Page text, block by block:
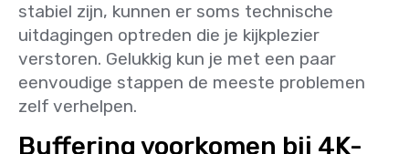
stabiel zijn, kunnen er soms technische
uitdagingen optreden die je kijkplezier
verstoren. Gelukkig kun je met een paar
eenvoudige stappen de meeste problemen
zelf verhelpen.
Buffering voorkomen bij 4K-